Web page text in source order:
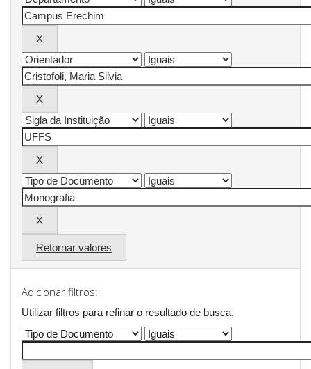
Retornar valores
Adicionar filtros:
Utilizar filtros para refinar o resultado de busca.